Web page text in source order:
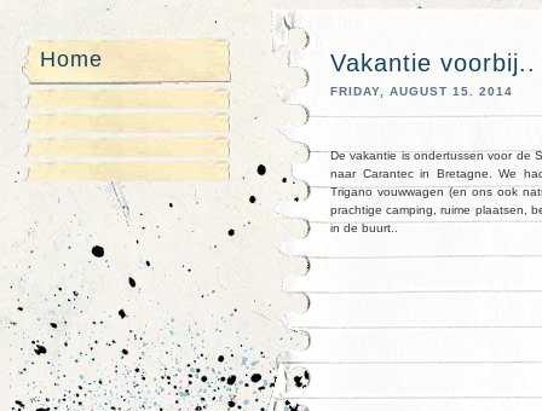
Home Vakantie voorbij..
FRIDAY, AUGUST 15. 2014
De vakantie is ondertussen voor de
naar Carantec in Bretagne. We
Trigano vouwwagen (en ons ook
prachtige camping, ruime plaatsen,
in de buurt..